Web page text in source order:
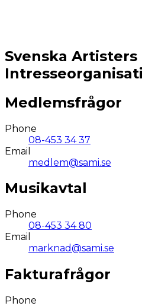
Svenska
Medlemsfrågor
Phone
08-453 34 37
Email
medlem@sami.se
Musikavtal
Phone
08-453 34 80
Email
marknad@sami.se
Fakturafrågor
Phone